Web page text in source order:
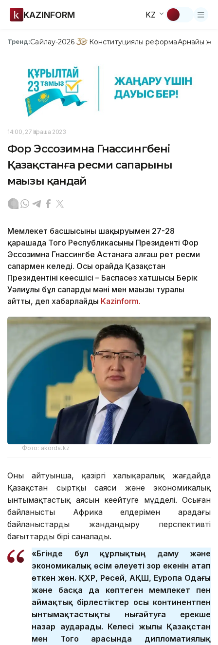
KAZINFORM KZ
Тренд:Сайлау-2026 Конституциялық реформаАрнайы
14:00, 27 Қараша 2023
Фор Эссозимна Гнассингбенің
Қазақстанға ресми сапарының
маңызы қандай
Мемлекет басшысының шақыруымен 27-28
қарашада Того Республикасының Президенті Фор
Эссозимна Гнассингбе Астанаға алғаш рет ресми
сапармен келеді. Осы орайда Қазақстан
Президентінің кеңесшісі – Баспасөз хатшысы Берік
Уәлиұлы бұл сапардың мәні мен маңызы туралы
айтты, деп хабарлайды Kazinform.
Фото: akorda.kz
Оның айтуынша, қазіргі халықаралық жағдайда
Қазақстан сыртқы саяси және экономикалық
ынтымақтастық аясын кеңейтуге мүдделі. Осыған
байланысты Африка елдерімен арадағы
байланыстарды жандандыру перспективті
бағыттардың бірі саналады.
«Бүгінде бұл құрлықтың даму және
экономикалық өсім әлеуеті зор екенін атап
өткен жөн. ҚХР, Ресей, АҚШ, Еуропа Одағы
және басқа да көптеген мемлекет пен
аймақтық бірлестіктер осы континентпен
ынтымақтастықты нығайтуға ерекше
назар аударады. Келесі жылы Қазақстан
мен Того арасында дипломатиялық